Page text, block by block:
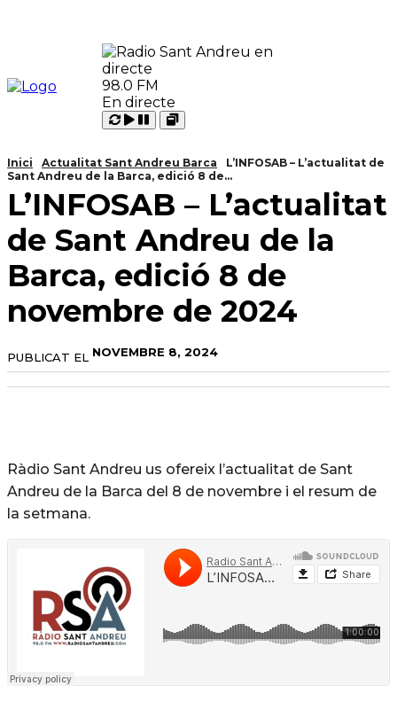
98.0 FM
En directe
Carregant
Reproduir
Pausar
Open
Inici Actualitat Sant Andreu Barca
L’INFOSAB – L’actualitat de
Sant Andreu de la Barca, edició 8 de...
L’INFOSAB – L’actualitat
de Sant Andreu de la
Barca, edició 8 de
novembre de 2024
PUBLICAT EL NOVEMBRE 8, 2024
Ràdio Sant Andreu us ofereix l’actualitat de Sant
Andreu de la Barca del 8 de novembre i el resum de
la setmana.